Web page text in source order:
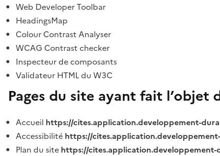
Web Developer Toolbar
HeadingsMap
Colour Contrast Analyser
WCAG Contrast checker
Inspecteur de composants
Validateur HTML du W3C
Pages du site ayant fait
Accueil https://cites.application.developpement-
Accessibilité https://
Plan du site https://